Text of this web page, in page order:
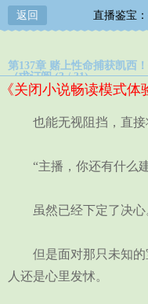
返回 直播鉴宝
第137章 赌上性命捕获凯西
（求订阅 (3 / 31)
《关闭小说畅读模式体
也能无视阻挡，直接
“主播，你还有什么建
虽然已经下定了决心
但是面对那只未知的
人还是心里发怵。